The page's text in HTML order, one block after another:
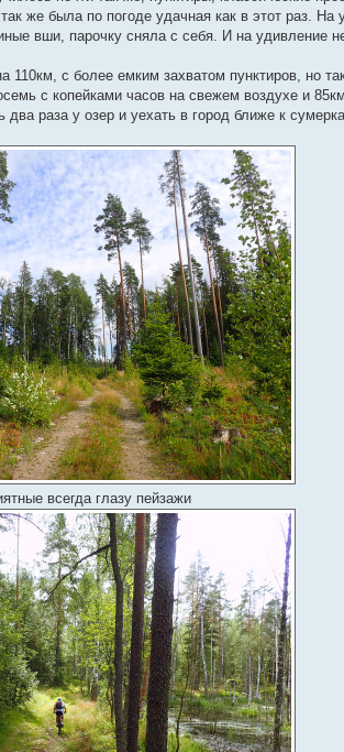
же была по погоде удачная как в этот раз.
вши, парочку сняла с себя. И на удивление
110км, с более емким захватом пунктиров, но
с копейками часов на свежем воздухе и
два раза у озер и уехать в город ближе к
всегда глазу пейзажи